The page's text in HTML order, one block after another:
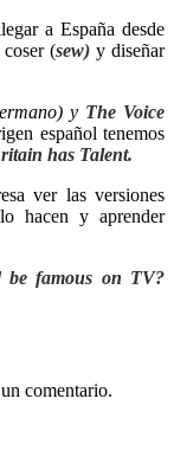
a España desde
coser (sew)y diseñar
y The Voice
español tenemos
has Talent.
ver las versiones
hacen y aprender
be famous on TV?
comentario.